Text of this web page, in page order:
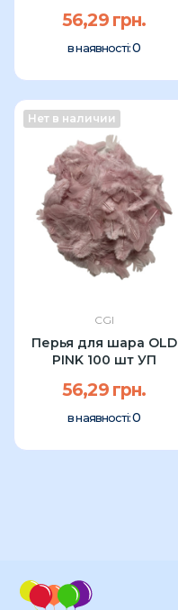
56,29 грн.
в наявності:0
Нет в наличии
CGI
Перья для шара OLD
PINK 100 шт УП
56,29 грн.
в наявності:0